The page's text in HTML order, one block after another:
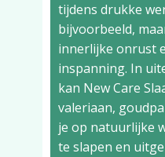
tijdens drukke
bijvoorbeeld,
innerlijke onrust
inspanning. In
kan New Care
valeriaan,
je op natuurlijke
te slapen en